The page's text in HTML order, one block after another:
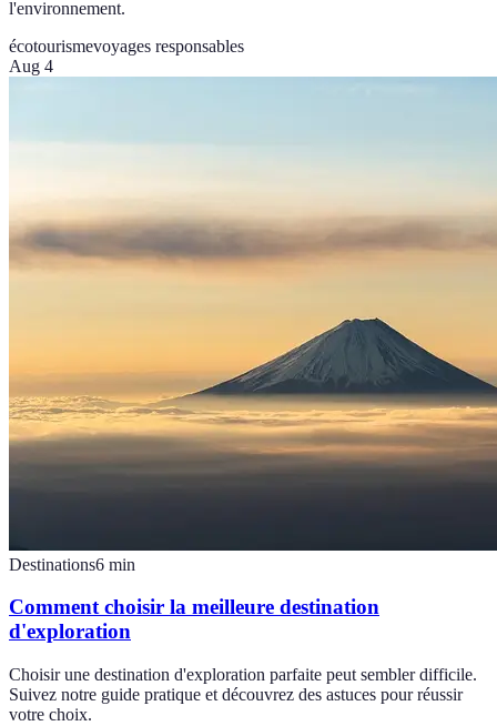
l'environnement.
écotourismevoyages responsables
Aug 4
Destinations6 min
Comment choisir la meilleure destination
d'exploration
Choisir une destination d'exploration parfaite peut sembler difficile.
Suivez notre guide pratique et découvrez des astuces pour réussir
votre choix.